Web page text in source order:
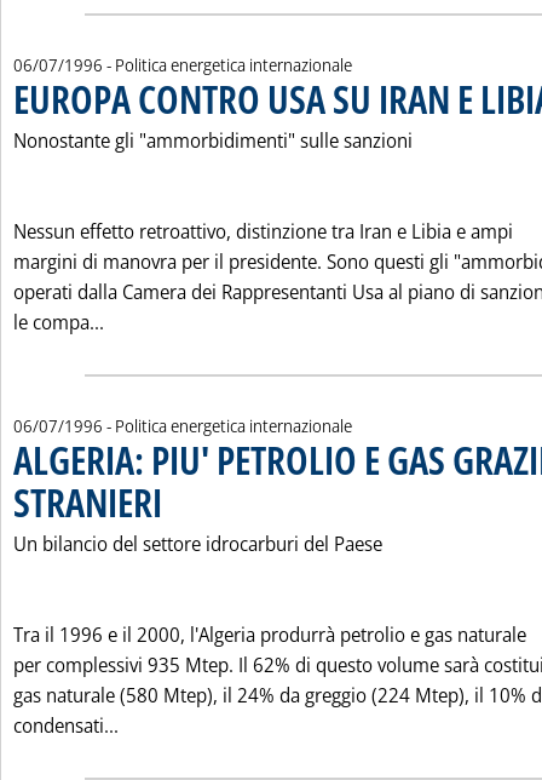
06/07/1996 - Politica energetica internazionale
EUROPA CONTRO USA SU IRAN E
Nonostante gli "ammorbidimenti" sulle sanzioni
Nessun effetto retroattivo, distinzione tra Iran e Libia e ampi
margini di manovra per il presidente. Sono questi gli
operati dalla Camera dei Rappresentanti Usa al piano di
le compa...
06/07/1996 - Politica energetica internazionale
ALGERIA: PIU' PETROLIO E GAS
STRANIERI
Un bilancio del settore idrocarburi del Paese
Tra il 1996 e il 2000, l'Algeria produrrà petrolio e gas naturale
per complessivi 935 Mtep. Il 62% di questo volume sarà
gas naturale (580 Mtep), il 24% da greggio (224 Mtep), il 10%
condensati...